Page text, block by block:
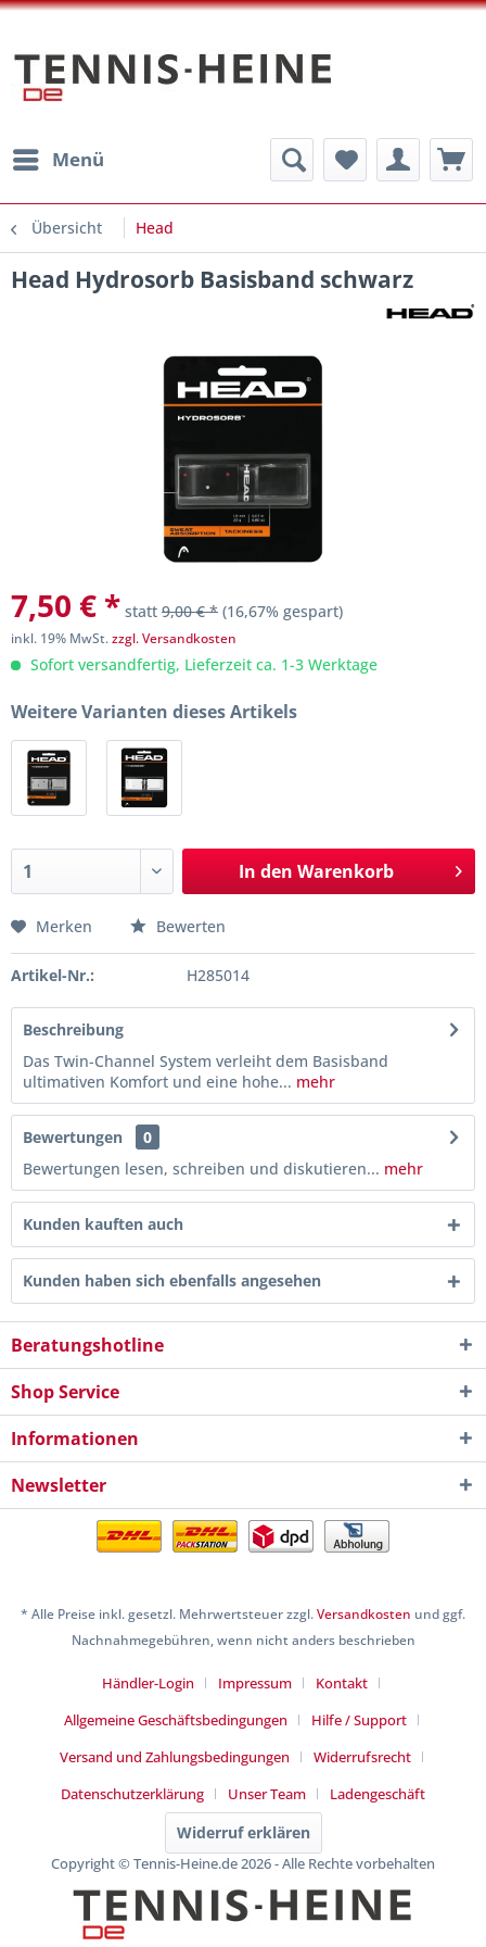
Menü
Übersicht Head
Head Hydrosorb Basisband schwarz
7,50 € * statt 9,00 € * (16,67% gespart)
inkl. 19% MwSt.zzgl. Versandkosten
Sofort versandfertig, Lieferzeit ca. 1-3 Werktage
Weitere Varianten dieses Artikels
In den Warenkorb
Merken Bewerten
Artikel-Nr.: H285014
Beschreibung
Das Twin-Channel System verleiht dem Basisband
ultimativen Komfort und eine hohe... mehr
Bewertungen
0
Bewertungen lesen, schreiben und diskutieren... mehr
Kunden kauften auch
Kunden haben sich ebenfalls angesehen
Beratungshotline
Shop Service
Informationen
Newsletter
* Alle Preise inkl. gesetzl. Mehrwertsteuer zzgl.Versandkosten und ggf.
Nachnahmegebühren, wenn nicht anders beschrieben
Händler-Login Impressum
Kontakt
Allgemeine Geschäftsbedingungen
Hilfe / Support
Versand und Zahlungsbedingungen
Widerrufsrecht
Datenschutzerklärung
Unser Team Ladengeschäft
Widerruf erklären
Copyright © Tennis-Heine.de 2026 - Alle Rechte vorbehalten